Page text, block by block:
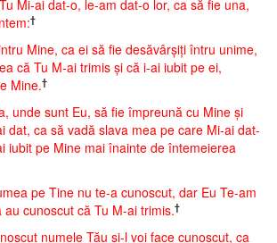
Mi-ai dat-o, le-am dat-o lor, ca să fie una,
†
Mine, ca ei să fie desăvârşiţi întru unime,
că Tu M-ai trimis şi că i-ai iubit pe ei,
Mine.†
unde sunt Eu, să fie împreună cu Mine şi
dat, ca să vadă slava mea pe care Mi-ai dat-
iubit pe Mine mai înainte de întemeierea
pe Tine nu te-a cunoscut, dar Eu Te-am
cunoscut că Tu M-ai trimis.†
numele Tău şi-l voi face cunoscut, ca